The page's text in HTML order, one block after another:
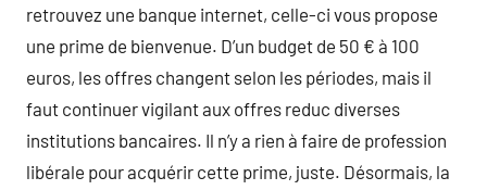
retrouvez une banque internet, celle-ci vous propose
une prime de bienvenue. D’un budget de 50 € à 100
euros, les offres changent selon les périodes, mais il
faut continuer vigilant aux offres reduc diverses
institutions bancaires. Il n’y a rien à faire de profession
libérale pour acquérir cette prime, juste. Désormais, la